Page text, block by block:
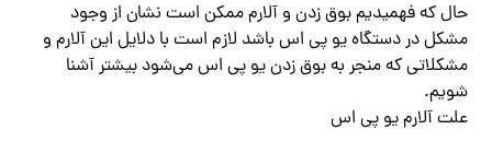
حال که فهمیدیم بوق زدن و آلارم ممکن است نشان از وجود
مشکل در دستگاه یو پی اس باشد لازم است با دلایل این آلارم و
مشکلاتی که منجر به بوق زدن یو پی اس‌ می‌شود بیشتر آشنا
شویم.
علت آلارم یو پی اس